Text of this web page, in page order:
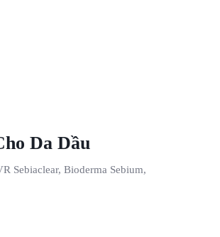
Da Dầu
Sebiaclear, Bioderma Sebium,